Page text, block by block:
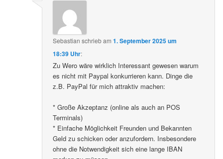
Sebastian schriebam1. September 2025 um
18:39 Uhr:
Zu Wero wäre wirklich Interessant gewesen warum
es nicht mit Paypal konkurrieren kann. Dinge die
z.B. PayPal für mich attraktiv machen:
* Große Akzeptanz (online als auch an POS
Terminals)
* Einfache Möglichkeit Freunden und Bekannten
Geld zu schicken oder anzufordern. Insbesondere
ohne die Notwendigkeit sich eine lange IBAN